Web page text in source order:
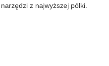
z najwyższej półki.